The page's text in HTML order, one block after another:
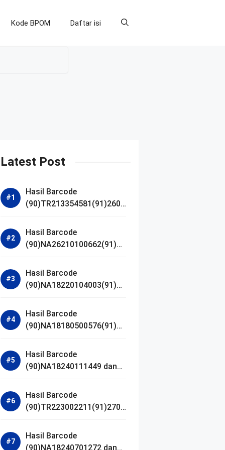
Kode BPOM Daftar isi
Latest Post
Hasil Barcode
(90)TR213354581(91)2607
Hasil Barcode
(90)NA26210100662(91)24
Hasil Barcode
(90)NA18220104003(91)25
Hasil Barcode
(90)NA18180500576(91)21
Hasil Barcode
(90)NA18240111449 dan
Hasil Barcode
(90)TR223002211(91)2701
Hasil Barcode
(90)NA18240701272 dan